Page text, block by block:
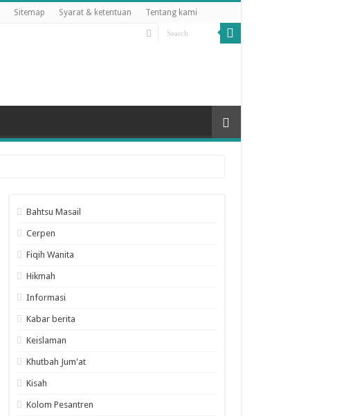
Sitemap Syarat & ketentuan Tentang kami
Bahtsu Masail
Cerpen
Fiqih Wanita
Hikmah
Informasi
Kabar berita
Keislaman
Khutbah Jum'at
Kisah
Kolom Pesantren